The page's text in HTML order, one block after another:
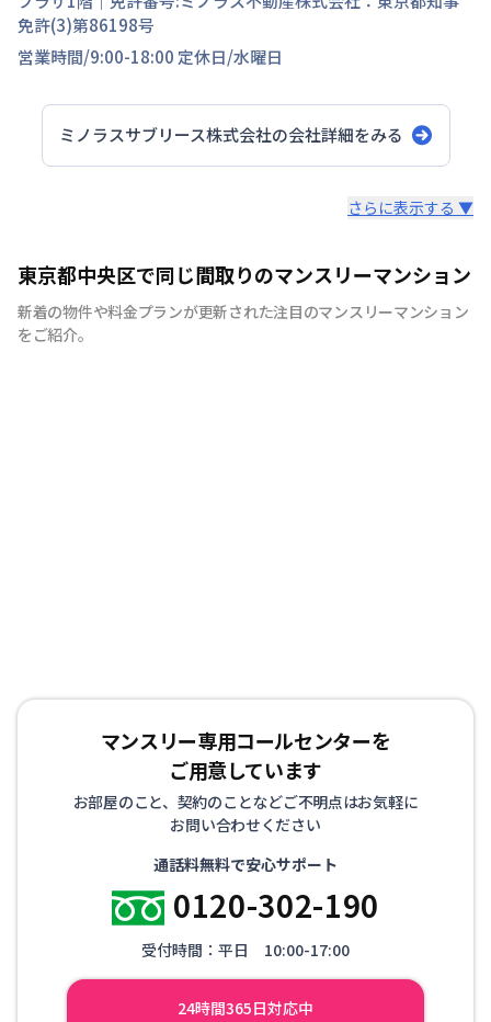
免許(3)第86198号
営業時間/9:00-18:00 定休日/水曜日
ミノラスサブリース株式会社の会社詳細をみる
当社は東京都大田区・品川区・川崎駅周辺を主に260部屋
運営をしております。地域密着型でお客様にとって最適な
お部屋のご紹介をさせていただきます。駐車場付きやご家
族様向けの広めのお部屋、出張の際の宿舎利用までご用意
さらに表示する ▼
東京都中央区で同じ間取りのマンスリーマンション
新着の物件や料金プランが更新された注目のマンスリーマンション
をご紹介。
マンスリー専用コールセンターを
ご用意しています
お部屋のこと、契約のことなどご不明点はお気軽に
お問い合わせください
通話料無料で安心サポート
0120-302-190
受付時間：平日 10:00-17:00
24時間365日対応中